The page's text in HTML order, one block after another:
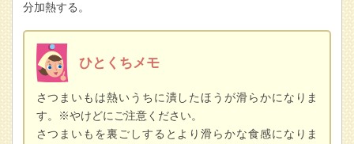
分加熱する。
ひとくちメモ
さつまいもは熱いうちに潰したほうが滑らかになりま
す。※やけどにご注意ください。
さつまいもを裏ごしするとより滑らかな食感になりま